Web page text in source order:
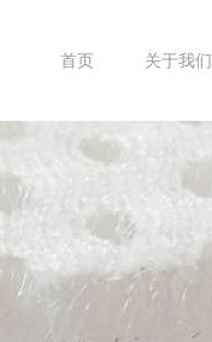
首页 关于我们